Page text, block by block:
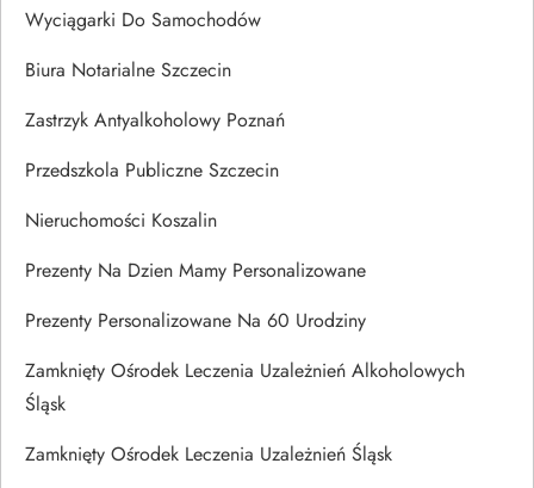
Wyciągarki Do Samochodów
Biura Notarialne Szczecin
Zastrzyk Antyalkoholowy Poznań
Przedszkola Publiczne Szczecin
Nieruchomości Koszalin
Prezenty Na Dzien Mamy Personalizowane
Prezenty Personalizowane Na 60 Urodziny
Zamknięty Ośrodek Leczenia Uzależnień Alkoholowych
Śląsk
Zamknięty Ośrodek Leczenia Uzależnień Śląsk